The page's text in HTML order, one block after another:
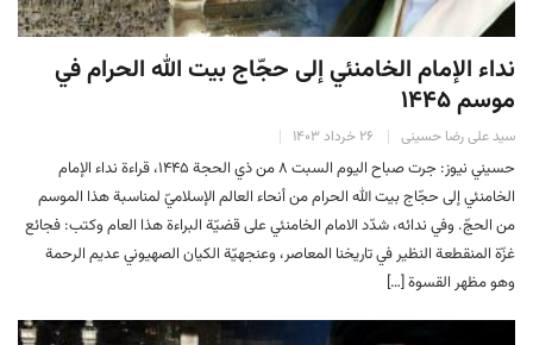
نداء الإمام الخامنئي إلى حجّاج بيت الله الحرام في
موسم ۱۴۴۵
سید علی رضا حسینی ۲۶ خرداد ۱۴۰۳
حسیني نیوز: جرت صباح اليوم السبت ۸ من ذي الحجة ۱۴۴۵، قراءة نداء الإمام
الخامنئي إلى حجّاج بيت الله الحرام من أنحاء العالم الإسلاميّ لمناسبة هذا الموسم
من الحجّ. وفي ندائه، شدّد الامام الخامنئي على قضيّة البراءة هذا العام وکتب: فجائع
غزّة المنقطعة النظير في تاريخنا المعاصر، وعنجهيّة الكيان الصهيوني عديم الرحمة
وهو مظهر القسوة […]